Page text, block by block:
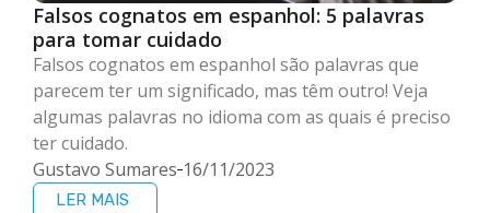
Falsos cognatos em espanhol: 5 palavras
para tomar cuidado
Falsos cognatos em espanhol são palavras que
parecem ter um significado, mas têm outro! Veja
algumas palavras no idioma com as quais é preciso
ter cuidado.
Gustavo Sumares 16/11/2023
LER MAIS